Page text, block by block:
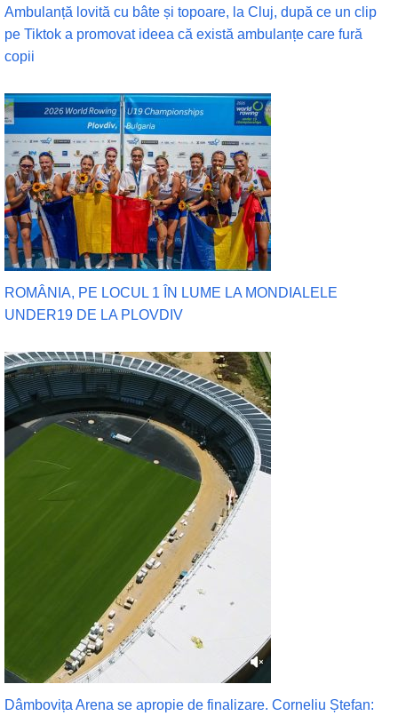
Ambulanță lovită cu bâte și topoare, la Cluj, după ce un clip
pe Tiktok a promovat ideea că există ambulanțe care fură
copii
ROMÂNIA, PE LOCUL 1 ÎN LUME LA MONDIALELE
UNDER19 DE LA PLOVDIV
Dâmbovița Arena se apropie de finalizare. Corneliu Ștefan: